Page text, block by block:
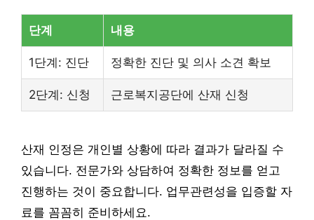
단계 내용
1단계: 진단 정확한 진단 및 의사 소견 확보
2단계: 신청 근로복지공단에 산재 신청
산재 인정은 개인별 상황에 따라 결과가 달라질 수
있습니다. 전문가와 상담하여 정확한 정보를 얻고
진행하는 것이 중요합니다. 업무관련성을 입증할 자
료를 꼼꼼히 준비하세요.